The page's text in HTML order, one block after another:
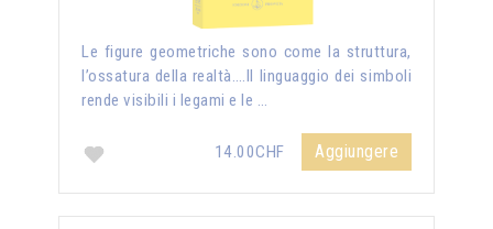
Le figure geometriche sono come la struttura,
l’ossatura della realtà….Il linguaggio dei simboli
rende visibili i legami e le …
14.00CHF Aggiungere